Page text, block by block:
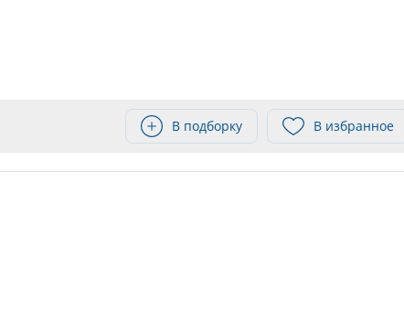
В подборку В избранное